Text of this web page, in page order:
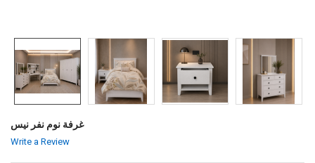
غرفة نوم نفر نيس
Write a Review